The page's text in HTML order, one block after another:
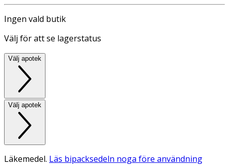
Ingen vald butik
Välj för att se lagerstatus
Välj apotek
Välj apotek
Läkemedel. Läs bipacksedeln noga före användning